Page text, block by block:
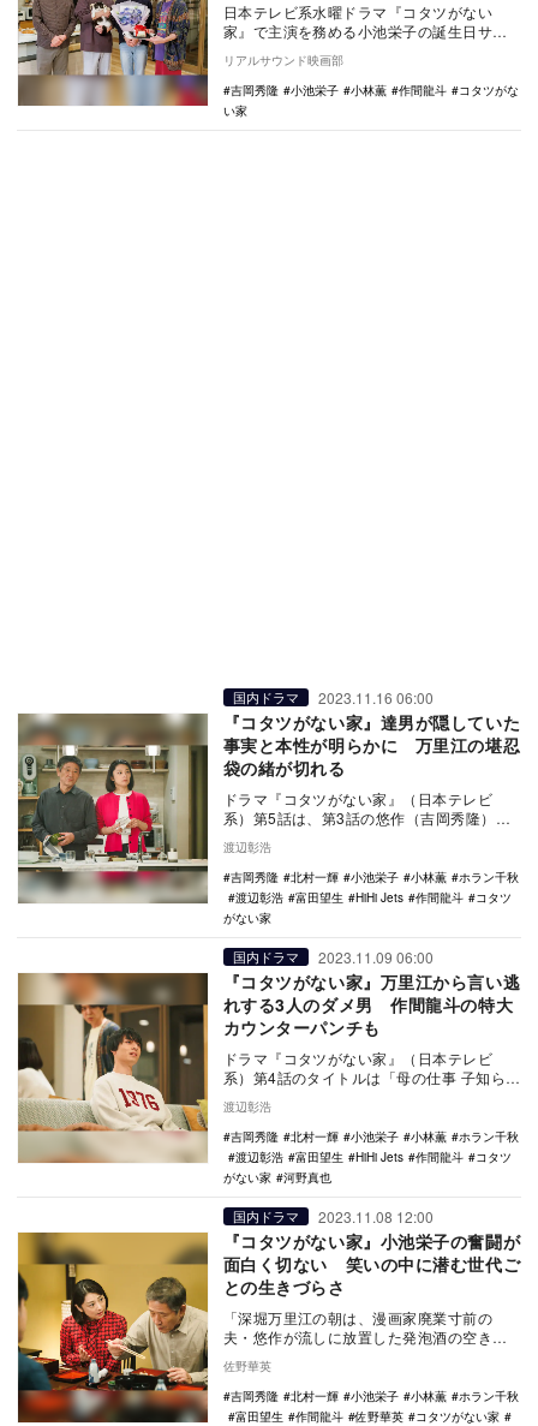
日本テレビ系水曜ドラマ『コタツがない
家』で主演を務める小池栄子の誕生日サプ
ライズが行われた。 本作は、若い頃から
恋に仕事に全…
リアルサウンド映画部
吉岡秀隆
小池栄子 小林薫 作間龍斗
コタツがな
い家
国内ドラマ 2023.11.16 06:00
『コタツがない家』達男が隠していた
事実と本性が明らかに 万里江の堪忍
袋の緒が切れる
ドラマ『コタツがない家』（日本テレビ
系）第5話は、第3話の悠作（吉岡秀隆）、
第4話の順基（作間龍斗）に続く、達男（小
林薫）の回。…
渡辺彰浩
吉岡秀隆
北村一輝 小池栄子 小林薫
ホラン千秋
渡辺彰浩
富田望生 HiHi Jets 作間龍斗
コタツ
がない家
国内ドラマ 2023.11.09 06:00
『コタツがない家』万里江から言い逃
れする3人のダメ男 作間龍斗の特大
カウンターパンチも
ドラマ『コタツがない家』（日本テレビ
系）第4話のタイトルは「母の仕事 子知ら
ず」。第3話「ダメ夫 働く」での悠作（吉岡
秀隆）に続…
渡辺彰浩
吉岡秀隆
北村一輝 小池栄子 小林薫
ホラン千秋
渡辺彰浩
富田望生 HiHi Jets 作間龍斗
コタツ
がない家
河野真也
国内ドラマ 2023.11.08 12:00
『コタツがない家』小池栄子の奮闘が
面白く切ない 笑いの中に潜む世代ご
との生きづらさ
「深堀万里江の朝は、漫画家廃業寸前の
夫・悠作が流しに放置した発泡酒の空き缶
のナレーシ…
佐野華英
吉岡秀隆
北村一輝 小池栄子 小林薫
ホラン千秋
富田望生
作間龍斗 佐野華英
コタツがない家